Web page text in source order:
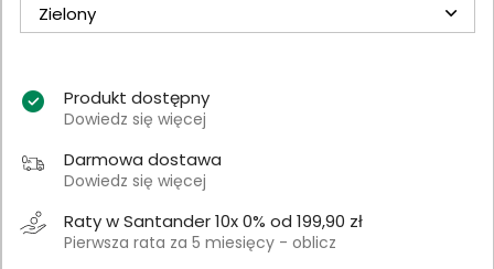
Zielony
Produkt dostępny
Dowiedz się więcej
Darmowa dostawa
Dowiedz się więcej
Raty w Santander 10x 0% od 199,90 zł
Pierwsza rata za 5 miesięcy - oblicz